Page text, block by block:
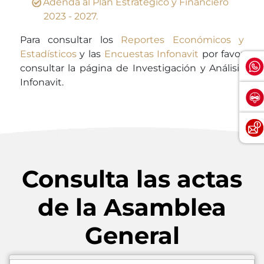
2023 - 2027.
Para consultar los Reportes Económicos y
Estadísticosy las Encuestas Infonavit por favor
consultar la página de Investigación y Análisis
Infonavit.
Consulta las actas
de la Asamblea
General